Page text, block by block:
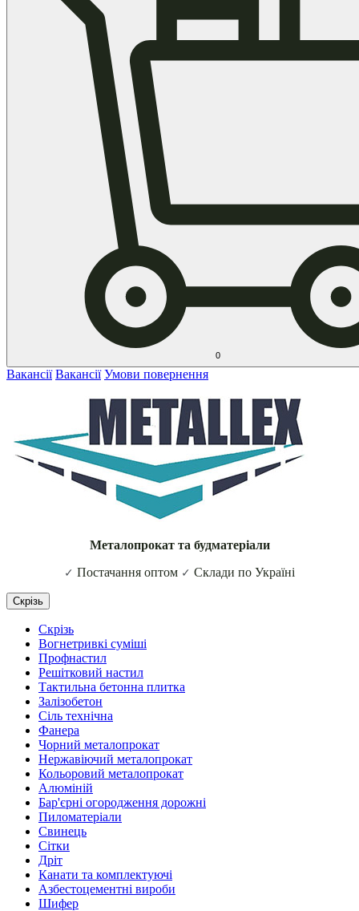
0
Вакансії Вакансії Умови повернення
Металопрокат та будматеріали
✓ Постачання оптом ✓ Склади по Україні
Скрізь
Скрізь
Вогнетривкі суміші
Профнастил
Решітковий настил
Тактильна бетонна плитка
Залізобетон
Сіль технічна
Фанера
Чорний металопрокат
Нержавіючий металопрокат
Кольоровий металопрокат
Алюміній
Бар'єрні огородження дорожні
Пиломатеріали
Cвинець
Сітки
Дріт
Канати та комплектуючі
Азбестоцементні вироби
Шифер